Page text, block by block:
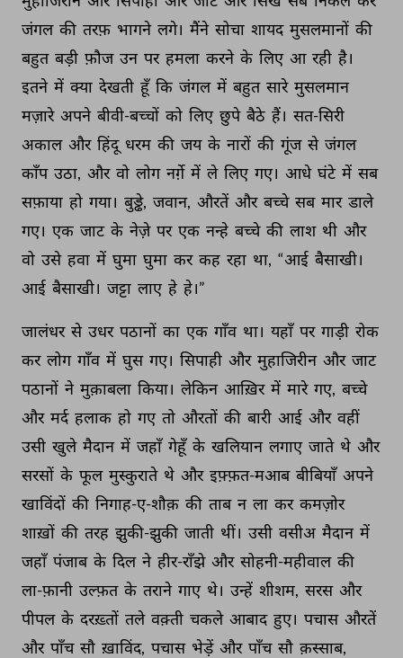
जंगल की तरफ़ भागने लगे। मैंने सोचा शायद मुसलमानों की
बहुत बड़ी फ़ौज उन पर हमला करने के लिए आ रही है।
इतने में क्या देखती हूँ कि जंगल में बहुत सारे मुसलमान
मज़ारे अपने बीवी-बच्चों को लिए छुपे बैठे हैं। सत-सिरी
अकाल और हिंदू धरम की जय के नारों की गूंज से जंगल
काँप उठा, और वो लोग नर्ग़े में ले लिए गए। आधे घंटे में सब
सफ़ाया हो गया। बुड्ढे, जवान, औरतें और बच्चे सब मार डाले
गए। एक जाट के नेज़े पर एक नन्हे बच्चे की लाश थी और
वो उसे हवा में घुमा घुमा कर कह रहा था, “आई बैसाखी।
आई बैसाखी। जट्टा लाए हे हे।”
जालंधर से उधर पठानों का एक गाँव था। यहाँ पर गाड़ी रोक
कर लोग गाँव में घुस गए। सिपाही और मुहाजिरीन और जाट
पठानों ने मुक़ाबला किया। लेकिन आख़िर में मारे गए, बच्चे
और मर्द हलाक हो गए तो औरतों की बारी आई और वहीं
उसी खुले मैदान में जहाँ गेहूँ के खलियान लगाए जाते थे और
सरसों के फूल मुस्कुराते थे और इफ़्फ़त-मआब बीबियाँ अपने
खाविंदों की निगाह-ए-शौक़ की ताब न ला कर कमज़ोर
शाख़ों की तरह झुकी-झुकी जाती थीं। उसी वसीअ मैदान में
जहाँ पंजाब के दिल ने हीर-राँझे और सोहनी-महीवाल की
ला-फ़ानी उल्फ़त के तराने गाए थे। उन्हें शीशम, सरस और
पीपल के दरख़्तों तले वक़्ती चकले आबाद हुए। पचास औरतें
और पाँच सौ ख़ाविंद, पचास भेड़ें और पाँच सौ क़स्साब,